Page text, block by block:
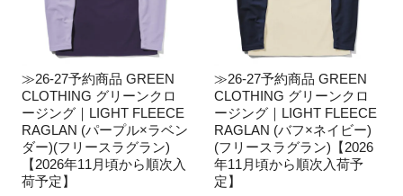
≫26-27予約商品 GREEN
CLOTHING グリーンクロ
ージング｜LIGHT FLEECE
RAGLAN (パープル×ラベン
ダー)(フリースラグラン)
【2026年11月頃から順次入
荷予定】
≫26-27予約商品 GREEN
CLOTHING グリーンクロ
ージング｜LIGHT FLEECE
RAGLAN (バフ×ネイビー)
(フリースラグラン)【2026
年11月頃から順次入荷予
定】